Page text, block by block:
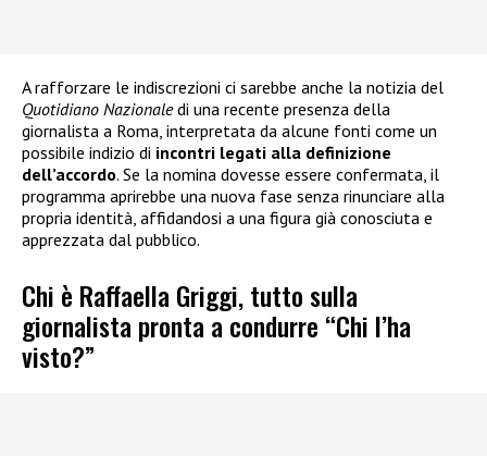
A rafforzare le indiscrezioni ci sarebbe anche la notizia del
Quotidiano Nazionaledi una recente presenza della
giornalista a Roma, interpretata da alcune fonti come un
possibile indizio di incontri legati alla definizione
dell’accordo. Se la nomina dovesse essere confermata, il
programma aprirebbe una nuova fase senza rinunciare alla
propria identità, affidandosi a una figura già conosciuta e
apprezzata dal pubblico.
Chi è Raffaella Griggi, tutto sulla
giornalista pronta a condurre “Chi l’ha
visto?”